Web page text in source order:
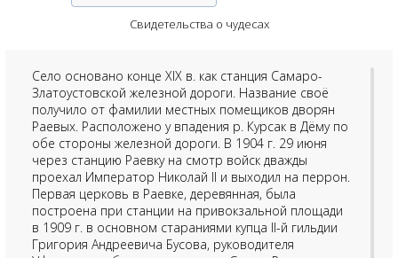
Свидетельства о чудесах
Село основано конце XIX в. как станция Самаро-
Златоустовской железной дороги. Название своё
получило от фамилии местных помещиков дворян
Раевых. Расположено у впадения р. Курсак в Дёму по
обе стороны железной дороги. В 1904 г. 29 июня
через станцию Раевку на смотр войск дважды
проехал Император Николай II и выходил на перрон.
Первая церковь в Раевке, деревянная, была
построена при станции на привокзальной площади
в 1909 г. в основном стараниями купца II-й гильдии
Григория Андреевича Бусова, руководителя